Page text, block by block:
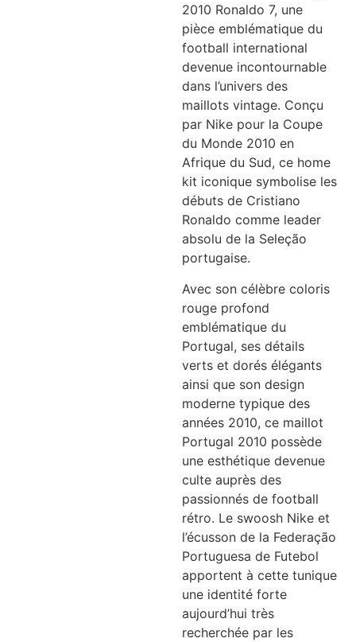
2010 Ronaldo 7, une
pièce emblématique du
football international
devenue incontournable
dans l’univers des
maillots vintage. Conçu
par Nike pour la Coupe
du Monde 2010 en
Afrique du Sud, ce home
kit iconique symbolise les
débuts de Cristiano
Ronaldo comme leader
absolu de la Seleção
portugaise.
Avec son célèbre coloris
rouge profond
emblématique du
Portugal, ses détails
verts et dorés élégants
ainsi que son design
moderne typique des
années 2010, ce maillot
Portugal 2010 possède
une esthétique devenue
culte auprès des
passionnés de football
rétro. Le swoosh Nike et
l’écusson de la Federação
Portuguesa de Futebol
apportent à cette tunique
une identité forte
aujourd’hui très
recherchée par les